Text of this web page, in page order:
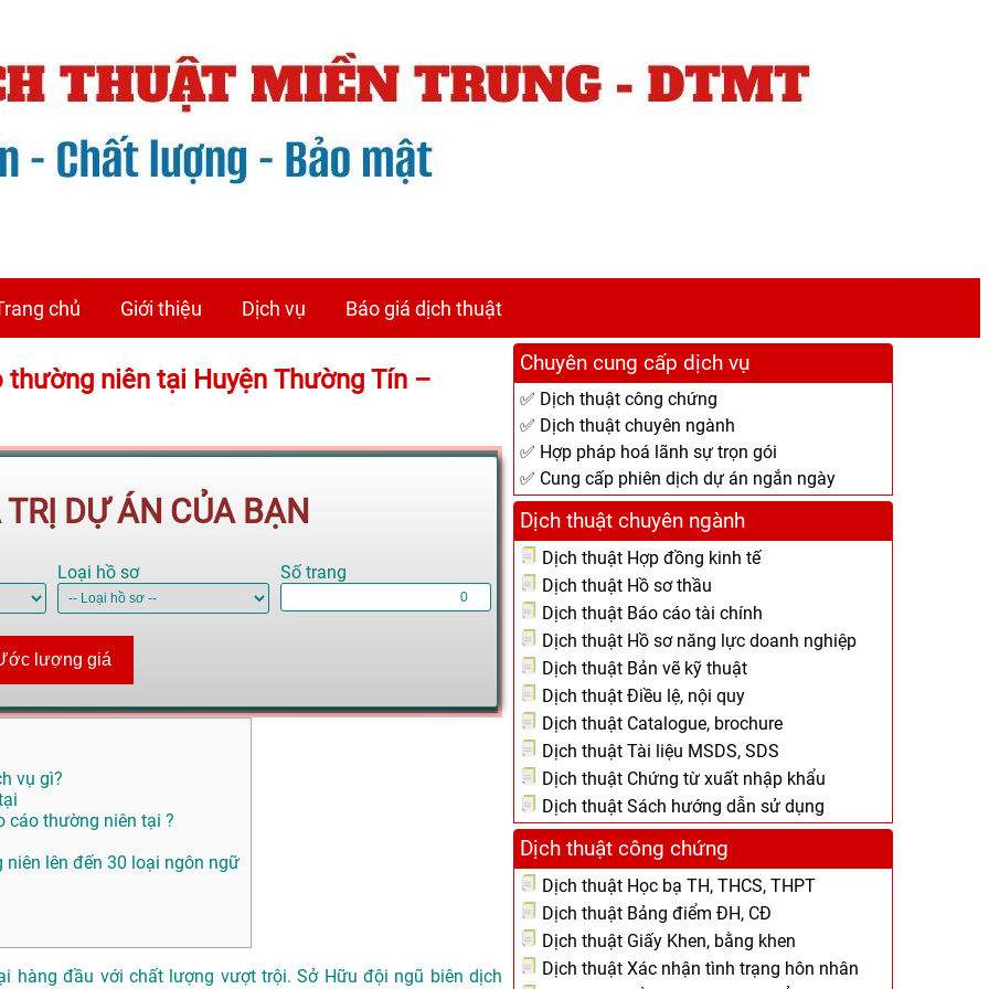
chủ Giới thiệu Dịch vụ Báo giá dịch thuật
niên tại Huyện Thường Tín –
DỰ ÁN CỦA BẠN
Loại hồ sơ Số trang
lượng giá
vụ gì?
cáo thường niên tại ?
lên đến 30 loại ngôn ngữ
hàng đầu với chất lượng vượt trội. Sở Hữu đội ngũ biên dịch
Chuyên cung cấp dịch vụ
✅ Dịch thuật công chứng
✅ Dịch thuật chuyên ngành
✅ Hợp pháp hoá lãnh sự trọn gói
✅ Cung cấp phiên dịch dự án ngắn ngày
Dịch thuật chuyên ngành
Dịch thuật Hợp đồng kinh tế
Dịch thuật Hồ sơ thầu
Dịch thuật Báo cáo tài chính
Dịch thuật Hồ sơ năng lực doanh nghiệp
Dịch thuật Bản vẽ kỹ thuật
Dịch thuật Điều lệ, nội quy
Dịch thuật Catalogue, brochure
Dịch thuật Tài liệu MSDS, SDS
Dịch thuật Chứng từ xuất nhập khẩu
Dịch thuật Sách hướng dẫn sử dụng
Dịch thuật công chứng
Dịch thuật Học bạ TH, THCS, THPT
Dịch thuật Bảng điểm ĐH, CĐ
Dịch thuật Giấy Khen, bằng khen
Dịch thuật Xác nhận tình trạng hôn nhân